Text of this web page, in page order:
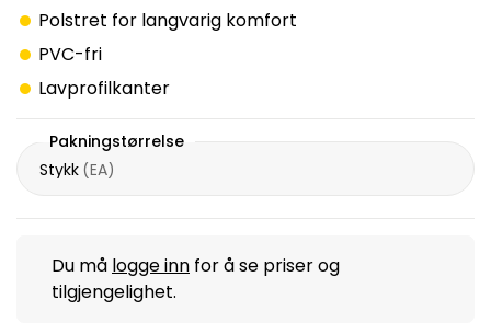
Polstret for langvarig komfort
PVC-fri
Lavprofilkanter
Pakningstørrelse
Stykk (EA)
Du må logge inn for å se priser og
tilgjengelighet.